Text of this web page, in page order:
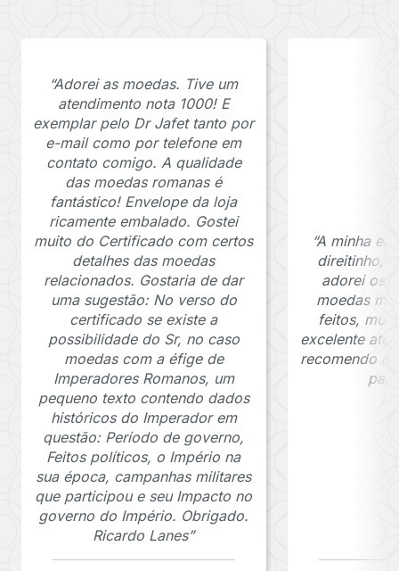
“Adorei as moedas. Tive um
atendimento nota 1000! E
exemplar pelo Dr Jafet tanto por
e-mail como por telefone em
contato comigo. A qualidade
das moedas romanas é
fantástico! Envelope da loja
ricamente embalado. Gostei
muito do Certificado com certos
detalhes das moedas
relacionados. Gostaria de dar
uma sugestão: No verso do
certificado se existe a
possibilidade do Sr, no caso
moedas com a éfige de
Imperadores Romanos, um
pequeno texto contendo dados
históricos do Imperador em
questão: Período de governo,
Feitos políticos, o Império na
sua época, campanhas militares
que participou e seu Impacto no
governo do Império. Obrigado.
Ricardo Lanes”
“A minha
direitinho,
adorei os
moedas
feitos,
excelente
recomendo o